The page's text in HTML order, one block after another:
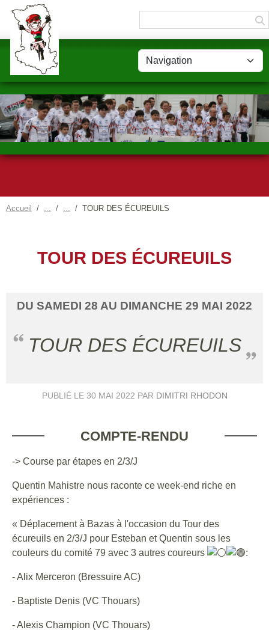
Accueil TOUR DES ÉCUREUILS
TOUR DES ÉCUREUILS
DU SAMEDI 28 AU DIMANCHE 29 MAI 2022
TOUR DES ÉCUREUILS
PUBLIÉ LE 30 MAI 2022 PAR DIMITRI RHODON
COMPTE-RENDU
-> Course par étapes en 2/3/J
Quentin Mahistre nous raconte ce week-end riche en
expériences :
« Déplacement à Bazas à l'occasion du Tour des
écureuils en 2/3/J pour Esteban et Quentin sous les
couleurs du comité 79 avec 3 autres coureurs
:
- Alix Merceron (Bressuire AC)
- Baptiste Denis (VC Thouars)
- Alexis Champion (VC Thouars)
Panneau de gestion des cookies